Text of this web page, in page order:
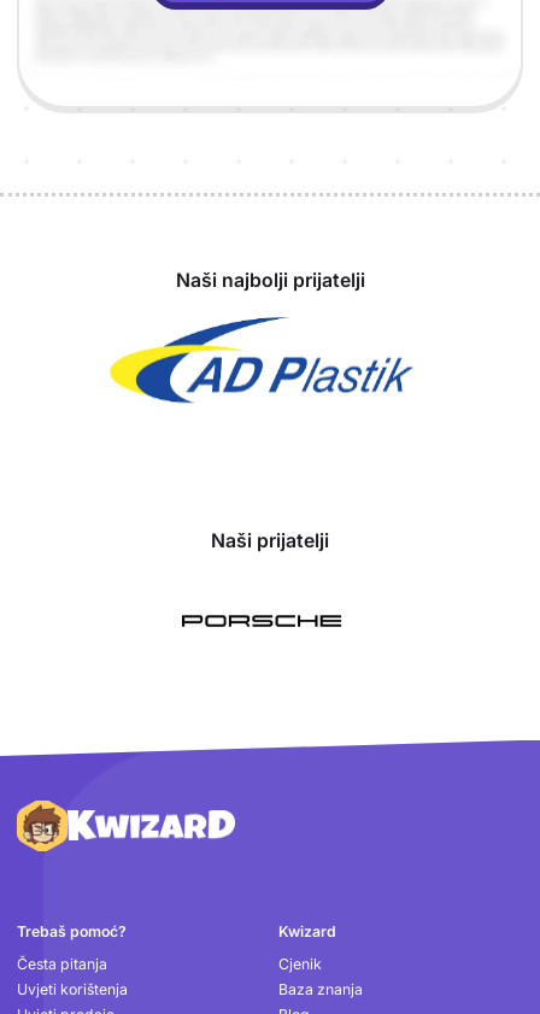
Naši najbolji prijatelji
Naši prijatelji
Podnožje
Trebaš pomoć?
Česta pitanja
Uvjeti korištenja
Kwizard
Cjenik
Baza znanja